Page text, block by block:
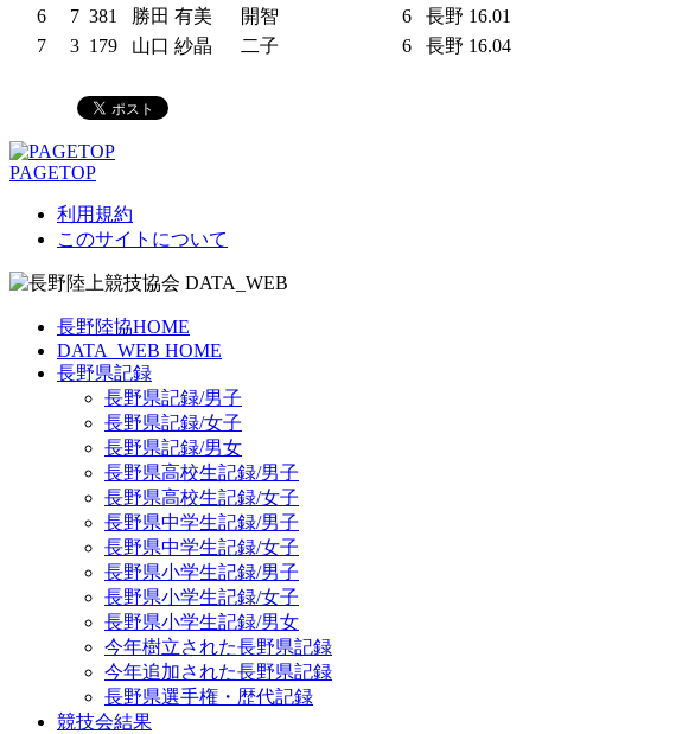
6 7 381 勝田 有美 開智 6 長野 16.01
7
3 179 山口 紗晶 二子 6 長野 16.04
PAGETOP
利用規約
このサイトについて
長野陸協HOME
DATA_WEB HOME
長野県記録
長野県記録/男子
長野県記録/女子
長野県記録/男女
長野県高校生記録/男子
長野県高校生記録/女子
長野県中学生記録/男子
長野県中学生記録/女子
長野県小学生記録/男子
長野県小学生記録/女子
長野県小学生記録/男女
今年樹立された長野県記録
今年追加された長野県記録
長野県選手権・歴代記録
競技会結果